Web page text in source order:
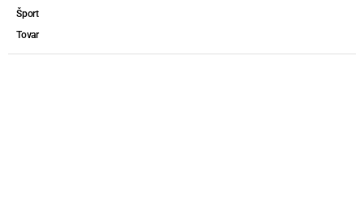
Šport
Tovar